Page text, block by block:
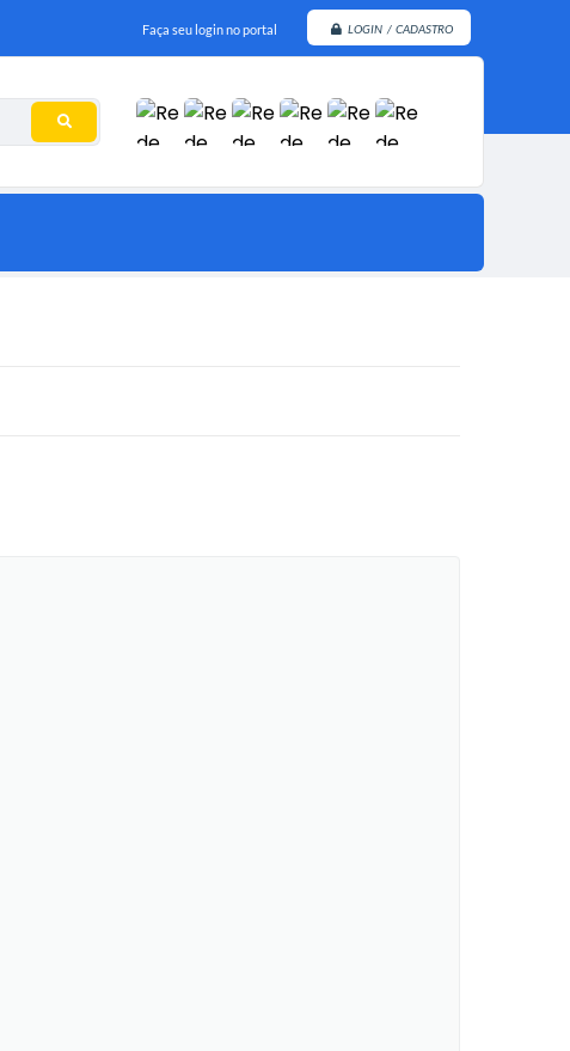
Faça seu login no portal LOGIN / CADASTRO